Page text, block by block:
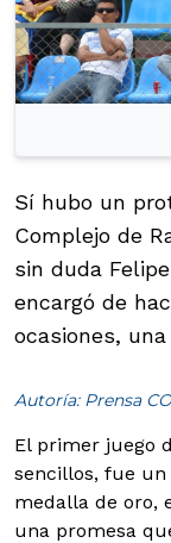
Sí hubo un
Complejo de
sin duda
encargó de
ocasiones,
Autoría: Prensa
El primer juego
sencillos, fue
medalla de oro,
una promesa